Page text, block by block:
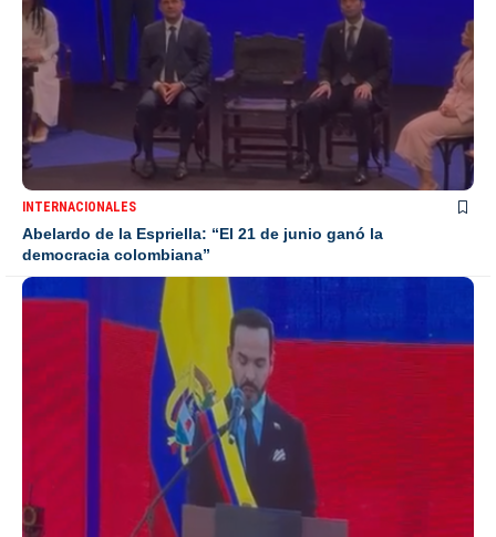
INTERNACIONALES
Abelardo de la Espriella: “El 21 de junio ganó la
democracia colombiana”